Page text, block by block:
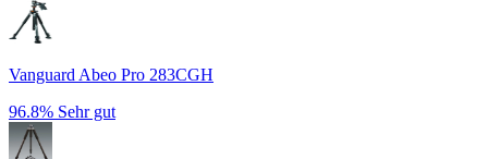
Vanguard Abeo Pro 283CGH
96.8% Sehr gut